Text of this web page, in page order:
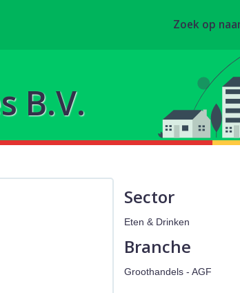
Zoek op
B.V.
Sector
Eten & Drinken
Branche
Groothandels - AGF